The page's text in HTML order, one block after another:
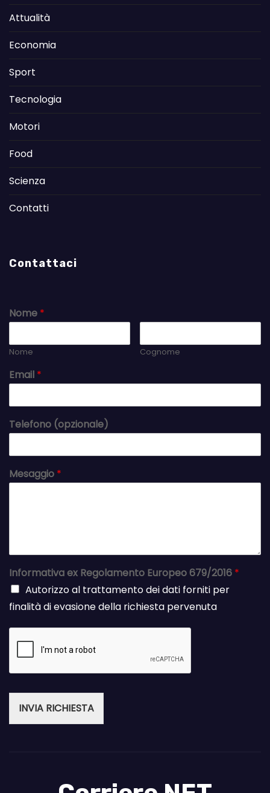
Attualità
Economia
Sport
Tecnologia
Motori
Food
Scienza
Contatti
Contattaci
Nome *
Nome Cognome
Email *
Telefono (opzionale)
Mesaggio *
Informativa ex Regolamento Europeo 679/2016 *
Autorizzo al trattamento dei dati forniti per
finalità di evasione della richiesta pervenuta
INVIA RICHIESTA